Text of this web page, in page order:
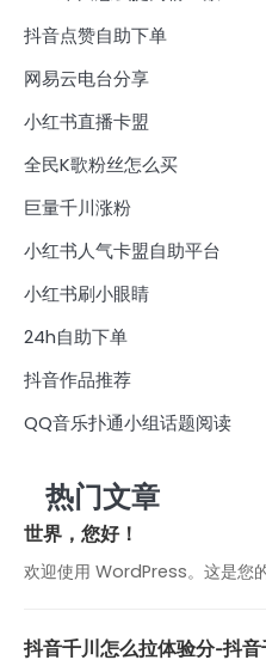
抖音点赞自助下单
网易云电台分享
小红书直播卡盟
全民K歌粉丝怎么买
巨量千川涨粉
小红书人气卡盟自助平台
小红书刷小眼睛
24h自助下单
抖音作品推荐
QQ音乐扑通小组话题阅读
热门文章
世界，您好！
欢迎使用 WordPress。这是您
抖音千川怎么拉体验分-抖